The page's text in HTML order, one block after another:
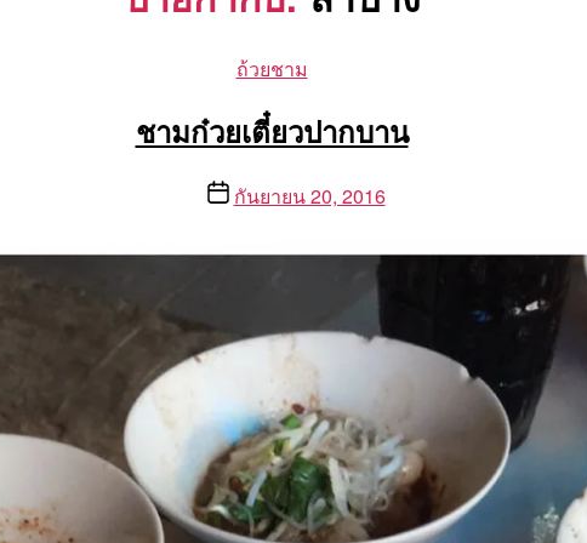
Categories
ถ้วยชาม
ชามก๋วยเตี๋ยวปากบาน
Postกันยายน 20, 2016